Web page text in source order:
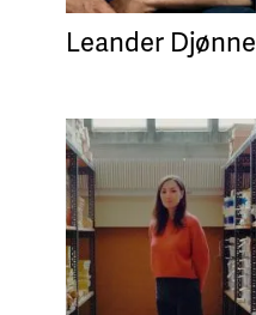
Leander Djønne